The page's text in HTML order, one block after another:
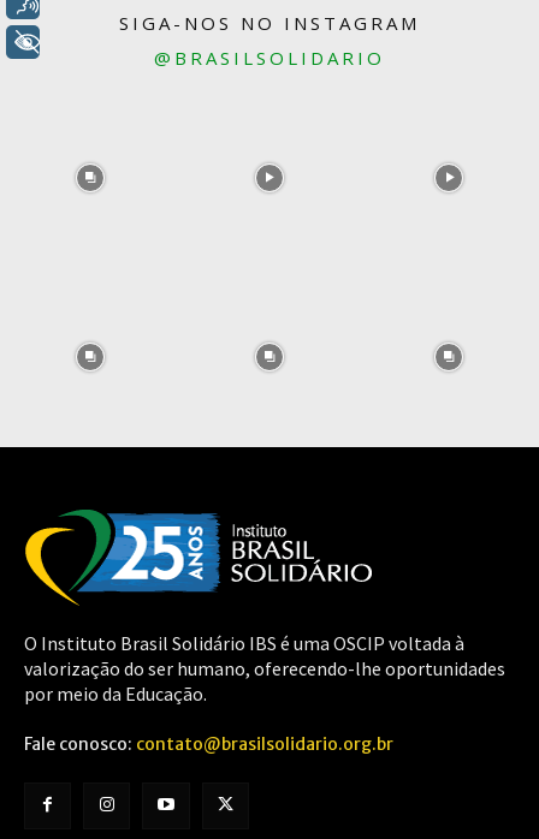
SIGA-NOS NO INSTAGRAM
@BRASILSOLIDARIO
O Instituto Brasil Solidário IBS é uma OSCIP voltada à
valorização do ser humano, oferecendo-lhe oportunidades
por meio da Educação.
Fale conosco: contato@brasilsolidario.org.br